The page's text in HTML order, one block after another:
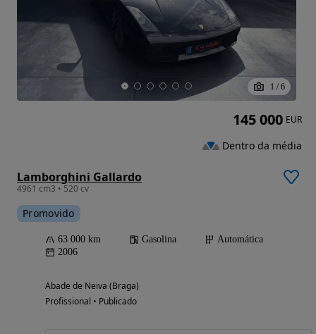
1 / 6
Lamborghini Gallardo
4961 cm3 • 520 cv
Promovido
63 000 km Gasolina
Automática
2006
Abade de Neiva (Braga)
Profissional • Publicado
145 000 EUR
Dentro da média